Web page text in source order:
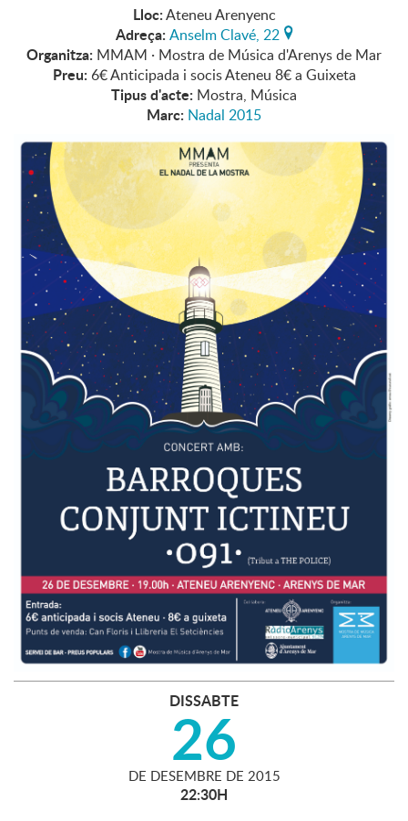
Lloc:Ateneu Arenyenc
Adreça: Anselm Clavé, 22
Organitza: MMAM · Mostra de Música d'Arenys de Mar
Preu: 6€ Anticipada i socis Ateneu 8€ a Guixeta
Tipus d'acte: Mostra, Música
Marc: Nadal 2015
DISSABTE
26
DE DESEMBRE DE 2015
22:30H